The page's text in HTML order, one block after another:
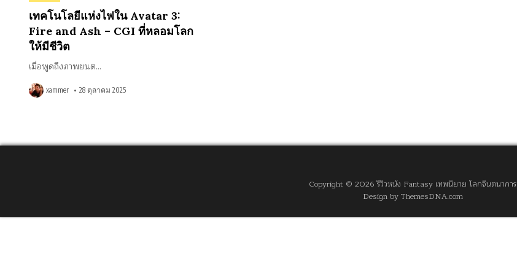
เทคโนโลยีแห่งไฟใน Avatar 3:
Fire and Ash – CGI ที่หลอมโลก
ให้มีชีวิต
เมื่อพูดถึงภาพยนต…
xammer 28 ตุลาคม 2025
Copyright © 2026 รีวิวหนัง Fantasy เทพนิยาย โลกจินตนาการ
Design by ThemesDNA.com